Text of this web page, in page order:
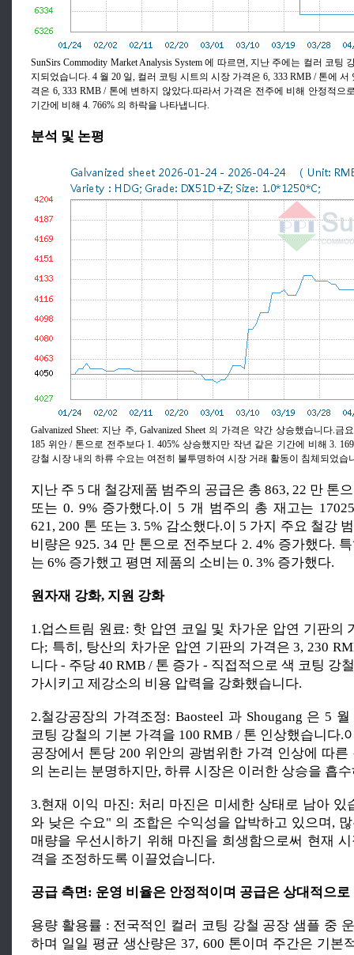
SunSirs Commodity Market Analysis System 에 따르면, 지난 주에는 컬러 코팅
지되었습니다. 4 월 20 일, 컬러 코팅 시트의 시장 가격은 6, 333 RMB / 톤에 서
격은 6, 333 RMB / 톤에 변하지 않았다.따라서 가격은 전주에 비해 안정적으
기간에 비해 4. 766% 의 하락을 나타냅니다.
분석 및 논평
Galvanized Sheet: 지난 주, Galvanized Sheet 의 가격은 약간 상승했습니다.금
185 위안 / 톤으로 전주보다 1. 405% 상승했지만 작년 같은 기간에 비해 3.
강철 시장 내의 하류 수요는 여전히 불투명하여 시장 거래 활동이 침체되었습
지난 주 5 대 철강제품 범주의 공급은 총 863, 22 만 톤
또는 0. 9% 증가했다.이 5 개 범주의 총 재고는
621, 200 톤 또는 3. 5% 감소했다.이 5 가지 주요 철강
비량은 925. 34 만 톤으로 전주보다 2. 4% 증가했다.
는 6% 증가했고 평면 제품의 소비는 0. 3% 증가했다.
원자재 강화, 지원 강화
1.업스트림 원료: 핫 압연 코일 및 차가운 압연 기판의
다; 특히, 탕산의 차가운 압연 기판의 가격은 3, 230
니다 - 주당 40 RMB / 톤 증가 - 직접적으로 색 코팅 강
가시키고 제강소의 비용 압력을 강화했습니다.
2.철강공장의 가격조정: Baosteel 과 Shougang 은 5
코팅 강철의 기본 가격을 100 RMB / 톤 인상했습니다.
공장에서 톤당 200 위안의 광범위한 가격 인상에 따
의 논리는 분명하지만, 하류 시장은 이러한 상승을 흡
3.현재 이익 마진: 처리 마진은 미세한 상태로 남아 있
와 낮은 수요" 의 조합은 수익성을 압박하고 있으며,
매량을 우선시하기 위해 마진을 희생함으로써 현재
격을 조정하도록 이끌었습니다.
공급 측면: 운영 비율은 안정적이며 공급은 상대적으
용량 활용률 : 전국적인 컬러 코팅 강철 공장 샘플 중
하며 일일 평균 생산량은 37, 600 톤이며 주간은 기본